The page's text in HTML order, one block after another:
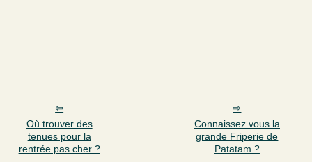
Où trouver des
tenues pour la
rentrée pas cher ?
Connaissez vous la
grande Friperie de
Patatam ?